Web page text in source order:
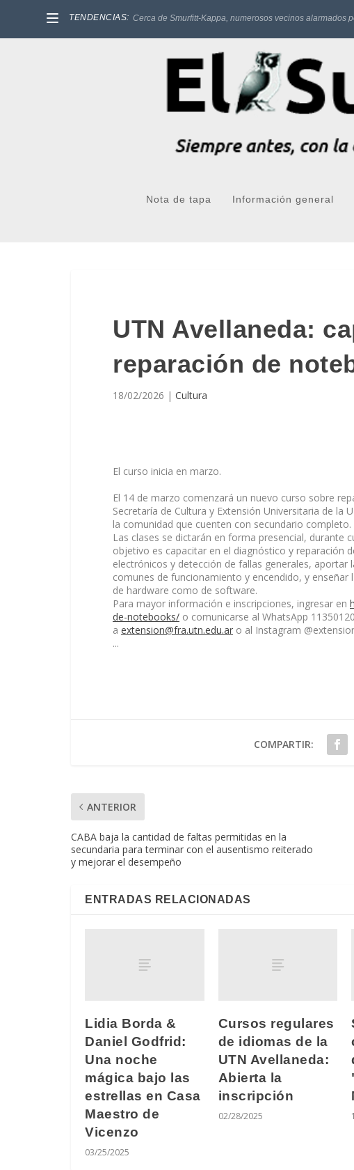
TENDENCIAS: Cerca de Smurfitt-Kappa, numerosos vecinos alarmados
Nota de tapa Información general
UTN Avellaneda:
reparación de
18/02/2026 | Cultura
El curso inicia en marzo.
El 14 de marzo comenzará un nuevo curso sobre
Secretaría de Cultura y Extensión Universitaria de la
la comunidad que cuenten con secundario completo.
Las clases se dictarán en forma presencial, durante
objetivo es capacitar en el diagnóstico y reparación
electrónicos y detección de fallas generales,
comunes de funcionamiento y encendido, y
de hardware como de software.
Para mayor información e inscripciones, ingresar en
de-notebooks/ o comunicarse al WhatsApp
a extension@fra.utn.edu.ar o al Instagram
...
COMPARTIR:
ANTERIOR
CABA baja la cantidad de faltas permitidas en la
secundaria para terminar con el ausentismo reiterado
y mejorar el desempeño
ENTRADAS RELACIONADAS
Lidia Borda &
Daniel Godfrid:
Una noche
mágica bajo las
estrellas en Casa
Maestro de
Vicenzo
03/25/2025
Cursos regulares
de idiomas de la
UTN Avellaneda:
Abierta la
inscripción
02/28/2025